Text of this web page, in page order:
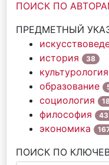
ПОИСК ПО
ПРЕДМЕТНЫЙ
история 38
культурология
образование
социология
философия
экономика
ПОИСК ПО